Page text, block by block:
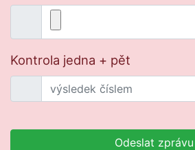
Kontrola jedna + pět
Odeslat zprávu